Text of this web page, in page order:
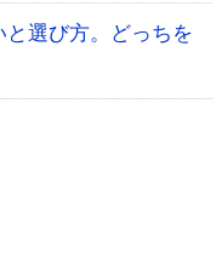
選び方。どっちを